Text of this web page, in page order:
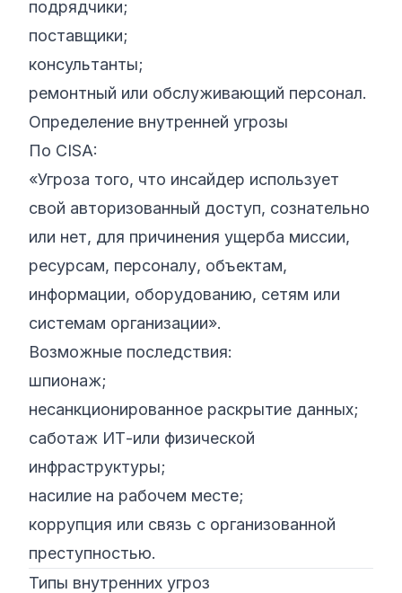
подрядчики;
поставщики;
консультанты;
ремонтный или обслуживающий персонал.
Определение внутренней угрозы
По CISA:
«Угроза того, что инсайдер использует
свой авторизованный доступ, сознательно
или нет, для причинения ущерба миссии,
ресурсам, персоналу, объектам,
информации, оборудованию, сетям или
системам организации».
Возможные последствия:
шпионаж;
несанкционированное раскрытие данных;
саботаж ИТ-или физической
инфраструктуры;
насилие на рабочем месте;
коррупция или связь с организованной
преступностью.
Типы внутренних угроз